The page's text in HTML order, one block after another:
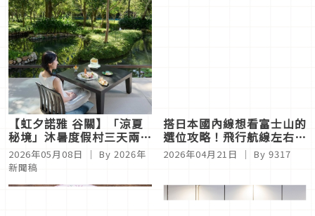
【虹夕諾雅 谷關】「涼夏
秘境」沐暑度假村三天兩夜
限定專案 在谷關享受自然
沁涼
2026年05月08日 ｜ By 2026年
新聞稿
搭日本國內線想看富士山的
選位攻略！飛行航線左右側
景點加碼告訴你
2026年04月21日 ｜ By 9317